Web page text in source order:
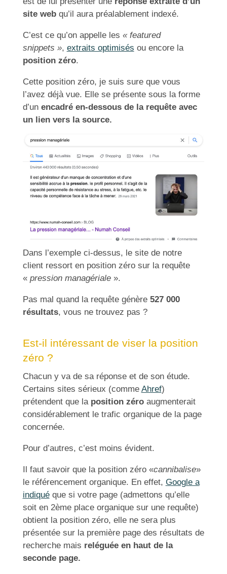
site webqu’il aura préalablement indexé.
C’est ce qu’on appelle les « featured
snippets », extraits optimisés ou encore la
position zéro.
Cette position zéro, je suis sure que vous
l’avez déjà vue. Elle se présente sous la forme
d’un encadré en-dessous de la requête avec
un lien vers la source.
Dans l’exemple ci-dessus, le site de notre
client ressort en position zéro sur la requête
« pression managériale».
Pas mal quand la requête génère 527 000
résultats, vous ne trouvez pas ?
Est-il intéressant de viser la position
zéro ?
Chacun y va de sa réponse et de son étude.
Certains sites sérieux (comme Ahref)
prétendent que la position zéro augmenterait
considérablement le trafic organique de la page
concernée.
Pour d’autres, c’est moins évident.
Il faut savoir que la position zéro «cannibalise»
le référencement organique. En effet, Google a
indiquéque si votre page (admettons qu’elle
soit en 2ème place organique sur une requête)
obtient la position zéro, elle ne sera plus
présentée sur la première page des résultats de
recherche mais reléguée en haut de la
seconde page.